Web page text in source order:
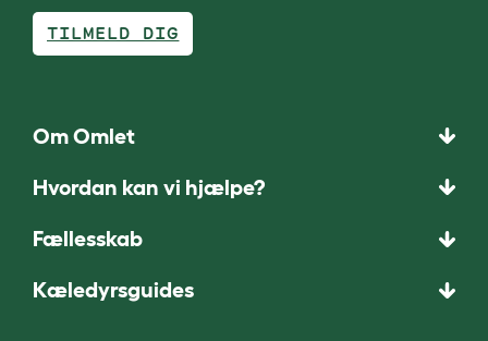
TILMELD DIG
Om Omlet
Hvordan kan vi hjælpe?
Fællesskab
Kæledyrsguides